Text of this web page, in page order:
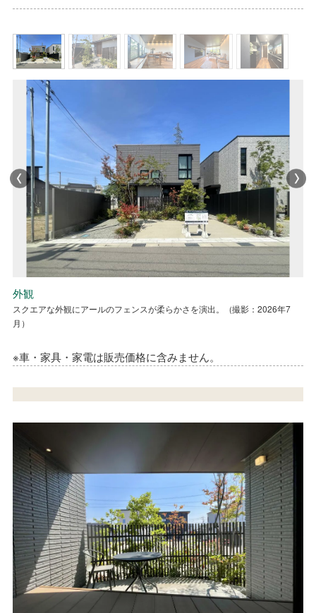
キッチン
料理に集中できるクローズドキッチン。（撮影：2026年7月）
外観
スクエアな外観にアールのフェンスが柔らかさを演出。（撮影：2026年7
月）
エントランス
曲線を使った柔らかみのあるアプローチ。（撮影：2026年7月）
ダイニング・窓辺のイドコロ
明るいダイニング空間。（撮影：2026年7月）
リビング
アクセントウォールのあるLDK空間。（撮影：2026年7月）
キッチン
料理に集中できるクローズドキッチン。（撮影：2026年7月）
外観
スクエアな外観にアールのフェンスが柔らかさを演出。（撮影：2026年7
月）
※車・家具・家電は販売価格に含みません。